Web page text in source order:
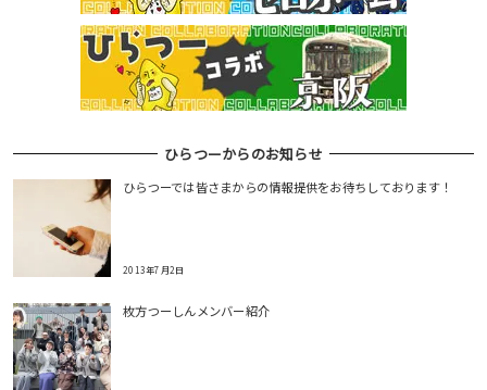
ひらつーからのお知らせ
ひらつーでは皆さまからの情報提供をお待ちしております！
2013年7月2日
枚方つーしんメンバー紹介